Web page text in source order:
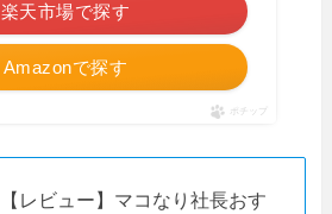
Amazonで探す
楽天市場で探す
ポチップ
【レビュー】マコなり社長おす